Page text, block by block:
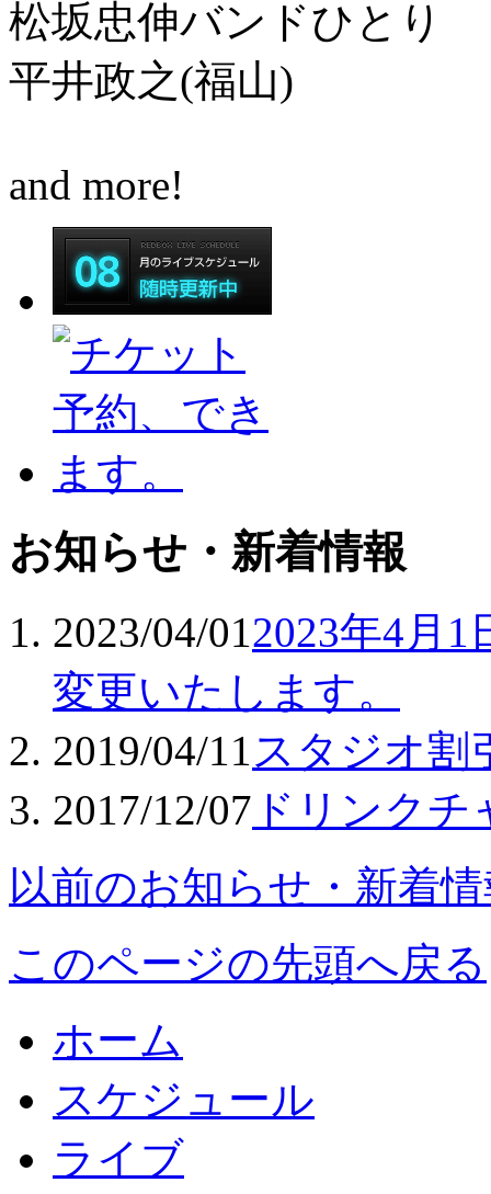
松坂忠伸バンドひとり
平井政之(福山)
and more!
お知らせ・新着情報
2023/04/012023年4月
変更いたします。
2019/04/11 スタジオ割
2017/12/07 ドリンク
以前のお知らせ・新着
このページの先頭へ戻る
ホーム
スケジュール
ライブ